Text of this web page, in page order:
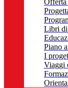
Offerta
Libri di
Piano
I
Viaggi